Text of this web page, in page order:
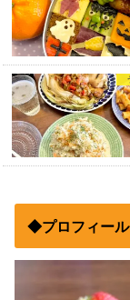
◆プロフィー